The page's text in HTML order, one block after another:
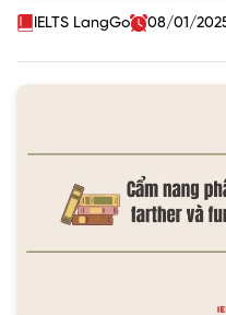
IELTS LangGo 08/01/